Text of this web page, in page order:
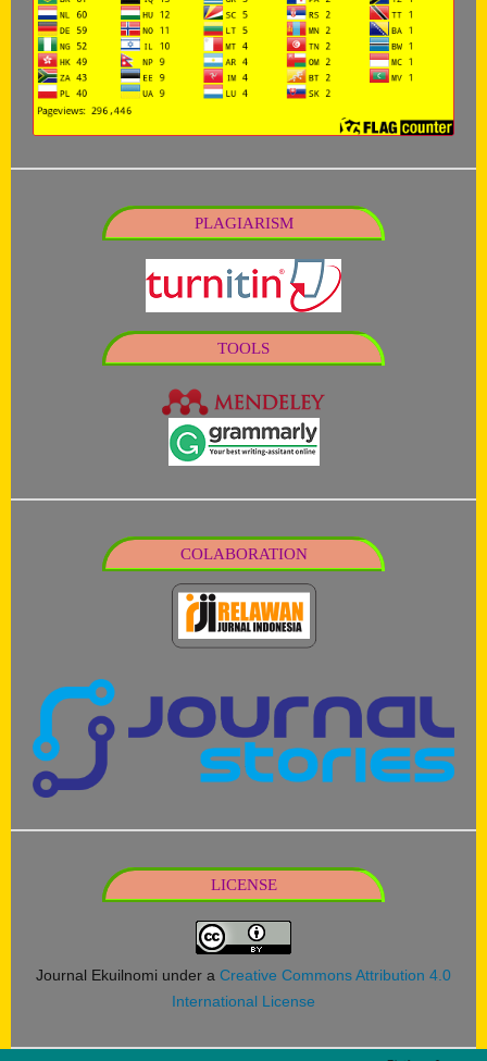
PLAGIARISM
TOOLS
COLABORATION
LICENSE
Journal Ekuilnomi under a Creative Commons Attribution 4.0
International License